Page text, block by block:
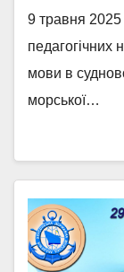
9 травня
педагогічних
мови в
морської…